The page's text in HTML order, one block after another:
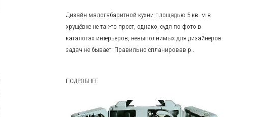
Дизайн малогабаритной кухни площадью 5 кв. м в
хрущёвке не так-то прост, однако, судя по фото в
каталогах интерьеров, невыполнимых для дизайнеров
задач не бывает. Правильно спланировав р...
ПОДРОБНЕЕ